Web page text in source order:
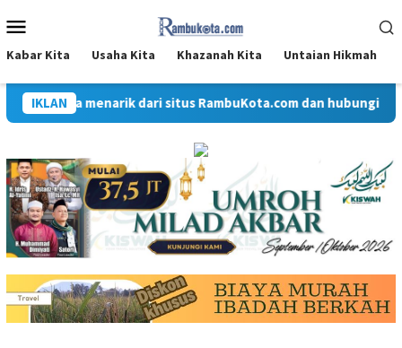
ke
kontenMobile
Kabar Kita Usaha Kita Khazanah Kita Untaian Hikmah
IKLAN
dan berita menarik dari situs RambuKota.com dan hubungi